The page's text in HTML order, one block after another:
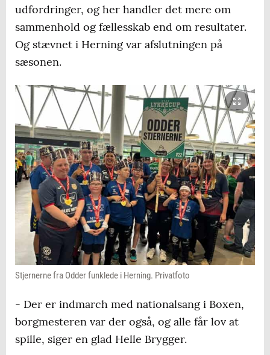
udfordringer, og her handler det mere om
sammenhold og fællesskab end om resultater.
Og stævnet i Herning var afslutningen på
sæsonen.
Stjernerne fra Odder funklede i Herning. Privatfoto
- Der er indmarch med nationalsang i Boxen,
borgmesteren var der også, og alle får lov at
spille, siger en glad Helle Brygger.